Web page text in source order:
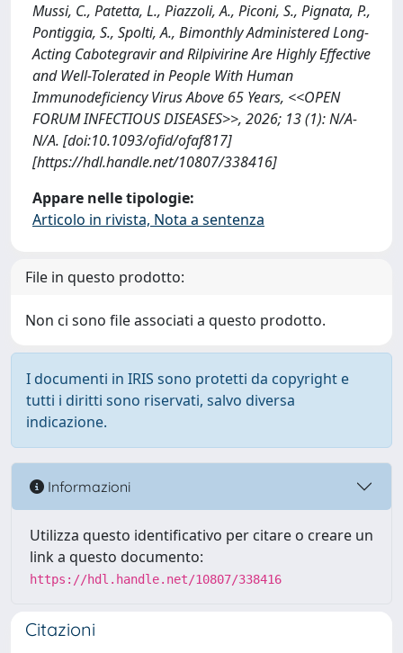
Mussi, C., Patetta, L., Piazzoli, A., Piconi, S., Pignata, P.,
Pontiggia, S., Spolti, A., Bimonthly Administered Long-
Acting Cabotegravir and Rilpivirine Are Highly Effective
and Well-Tolerated in People With Human
Immunodeficiency Virus Above 65 Years, <<OPEN
FORUM INFECTIOUS DISEASES>>, 2026; 13 (1): N/A-
N/A. [doi:10.1093/ofid/ofaf817]
[https://hdl.handle.net/10807/338416]
Appare nelle tipologie:
Articolo in rivista, Nota a sentenza
File in questo prodotto:
Non ci sono file associati a questo prodotto.
I documenti in IRIS sono protetti da copyright e
tutti i diritti sono riservati, salvo diversa
indicazione.
Informazioni
Utilizza questo identificativo per citare o creare un
link a questo documento:
https://hdl.handle.net/10807/338416
Citazioni